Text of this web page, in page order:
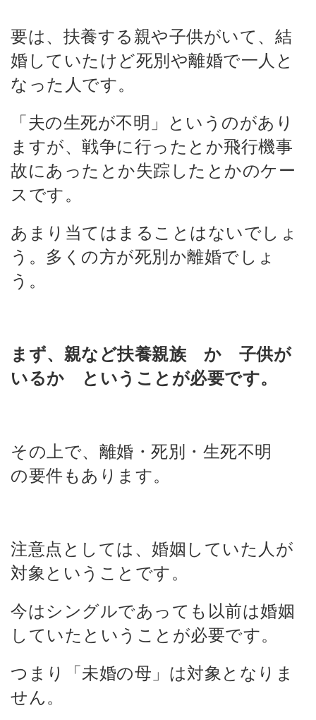
要は、扶養する親や子供がいて、結
婚していたけど死別や離婚で一人と
なった人です。
「夫の生死が不明」というのがあり
ますが、戦争に行ったとか飛行機事
故にあったとか失踪したとかのケー
スです。
あまり当てはまることはないでしょ
う。多くの方が死別か離婚でしょ
う。
まず、親など扶養親族 か 子供が
いるか ということが必要です。
その上で、離婚・死別・生死不明
の要件もあります。
注意点としては、婚姻していた人が
対象ということです。
今はシングルであっても以前は婚姻
していたということが必要です。
つまり「未婚の母」は対象となりま
せん。